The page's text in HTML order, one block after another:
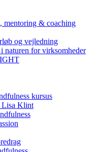
mentoring & coaching
og vejledning
naturen for virksomheder
kursus
Lisa Klint